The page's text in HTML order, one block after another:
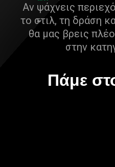
Αν ψάχνεις
το στιλ, τη δράση
θα μας βρεις
στην
Πάμε